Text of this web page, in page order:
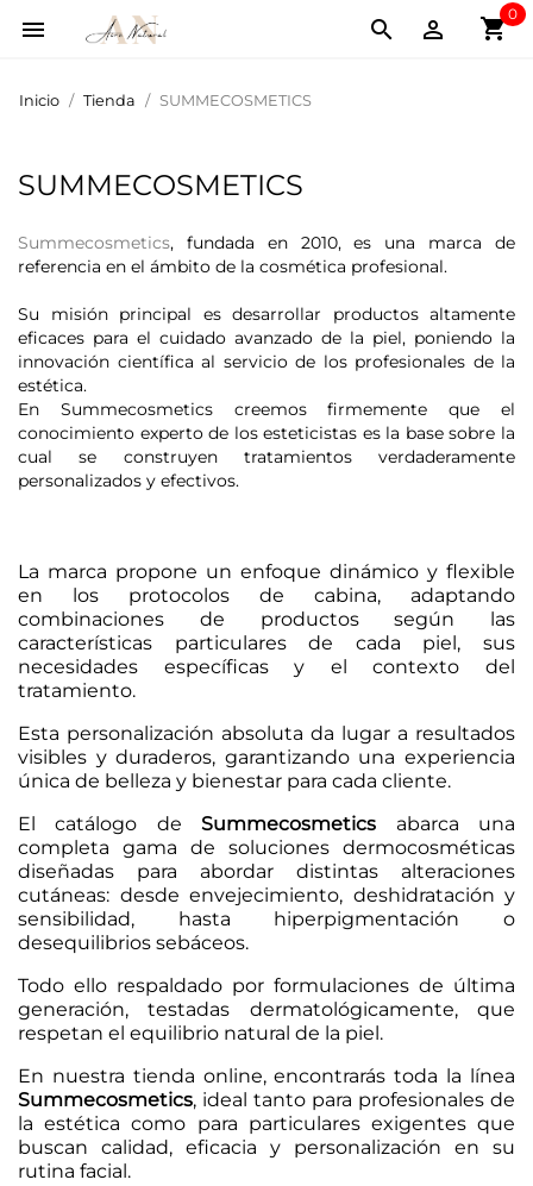
 shopping_cart
0


Inicio Tienda SUMMECOSMETICS
SUMMECOSMETICS
Summecosmetics, fundada en 2010, es una marca de
referencia en el ámbito de la cosmética profesional.
Su misión principal es desarrollar productos altamente
eficaces para el cuidado avanzado de la piel, poniendo la
innovación científica al servicio de los profesionales de la
estética.
En Summecosmetics creemos firmemente que el
conocimiento experto de los esteticistas es la base sobre la
cual se construyen tratamientos verdaderamente
personalizados y efectivos.
La marca propone un enfoque dinámico y flexible
en los protocolos de cabina, adaptando
combinaciones de productos según las
características particulares de cada piel, sus
necesidades específicas y el contexto del
tratamiento.
Esta personalización absoluta da lugar a resultados
visibles y duraderos, garantizando una experiencia
única de belleza y bienestar para cada cliente.
El catálogo deSummecosmetics abarca una
completa gama de soluciones dermocosméticas
diseñadas para abordar distintas alteraciones
cutáneas: desde envejecimiento, deshidratación y
sensibilidad, hasta hiperpigmentación o
desequilibrios sebáceos.
Todo ello respaldado por formulaciones de última
generación, testadas dermatológicamente, que
respetan el equilibrio natural de la piel.
En nuestra tienda online, encontrarás toda la línea
Summecosmetics, ideal tanto para profesionales de
la estética como para particulares exigentes que
buscan calidad, eficacia y personalización en su
rutina facial.